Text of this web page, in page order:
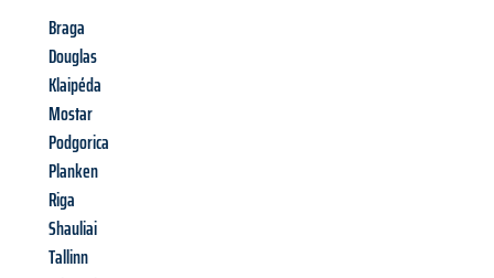
Braga
Douglas
Klaipéda
Mostar
Podgorica
Planken
Riga
Shauliai
Tallinn